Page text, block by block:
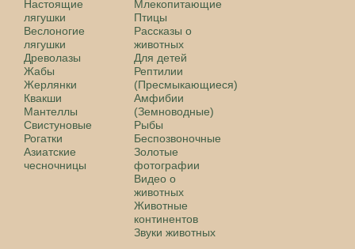
Настоящие
лягушки
Веслоногие
лягушки
Древолазы
Жабы
Жерлянки
Квакши
Мантеллы
Свистуновые
Рогатки
Азиатские
чесночницы
Млекопитающие
Птицы
Рассказы о
животных
Для детей
Рептилии
(Пресмыкающиеся)
Амфибии
(Земноводные)
Рыбы
Беспозвоночные
Золотые
фотографии
Видео о
животных
Животные
континентов
Звуки животных